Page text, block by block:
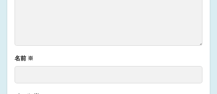
名前 ※